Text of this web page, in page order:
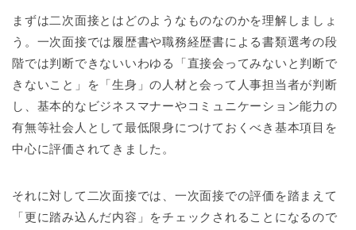
まずは二次面接とはどのようなものなのかを理解しましょ
う。一次面接では履歴書や職務経歴書による書類選考の段
階では判断できないいわゆる「直接会ってみないと判断で
きないこと」を「生身」の人材と会って人事担当者が判断
し、基本的なビジネスマナーやコミュニケーション能力の
有無等社会人として最低限身につけておくべき基本項目を
中心に評価されてきました。
それに対して二次面接では、一次面接での評価を踏まえて
「更に踏み込んだ内容」をチェックされることになるので